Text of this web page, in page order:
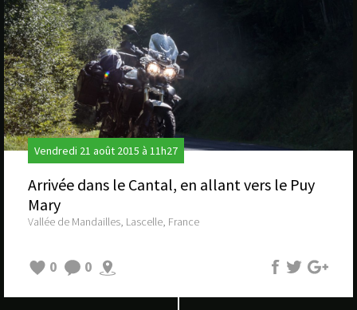
Vendredi 21 août 2015 à 11h27
Arrivée dans le Cantal, en allant vers le Puy
Mary
Vallée de Mandailles, Lascelle, France
0 0